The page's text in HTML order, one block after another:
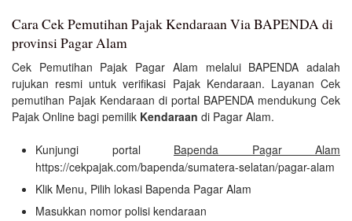
Cara Cek Pemutihan Pajak Kendaraan Via BAPENDA di
provinsi Pagar Alam
Cek Pemutihan Pajak Pagar Alam melalui BAPENDA adalah
rujukan resmi untuk verifikasi Pajak Kendaraan. Layanan Cek
pemutihan Pajak Kendaraan di portal BAPENDA mendukung Cek
Pajak Online bagi pemilik Kendaraan di Pagar Alam.
Kunjungi portal Bapenda Pagar Alam
https://cekpajak.com/bapenda/sumatera-selatan/pagar-alam
Klik Menu, Pilih lokasi Bapenda Pagar Alam
Masukkan nomor polisi kendaraan